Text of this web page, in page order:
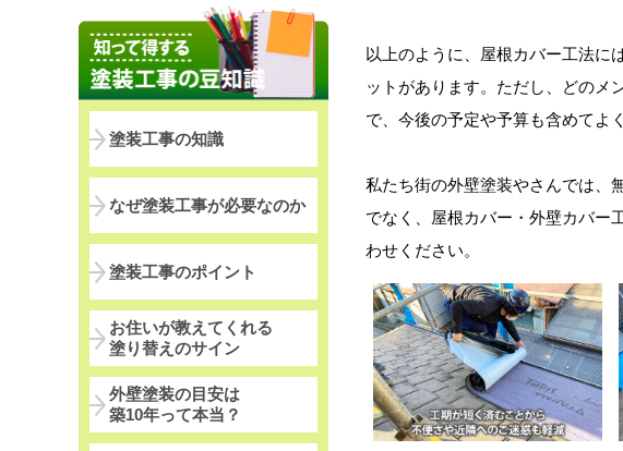
以上のように、屋根カバー工法に
ットがあります。ただし、どのメ
で、今後の予定や予算も含めてよ
私たち街の外壁塗装やさんでは、
でなく、屋根カバー・外壁カバー
わせください。
塗装工事の知識
なぜ塗装工事が必要なのか
塗装工事のポイント
お住いが教えてくれる
塗り替えのサイン
外壁塗装の目安は
築10年って本当？